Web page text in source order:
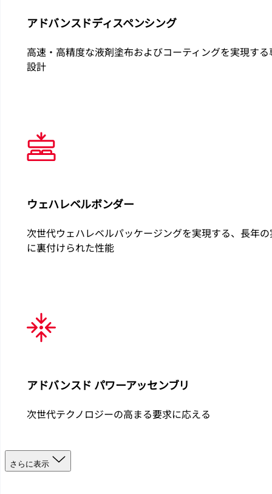
アドバンスドディスペンシング
高速・高精度な液剤塗布およびコーティングを実現する
設計
ウェハレベルボンダー
次世代ウェハレベルパッケージングを実現する、長年
に裏付けられた性能
アドバンスド パワーアッセンブリ
次世代テクノロジーの高まる要求に応える
さらに表示